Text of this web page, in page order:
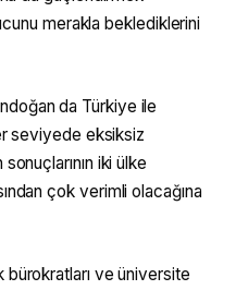
merakla beklediklerini
da Türkiye ile
seviyede eksiksiz
iki ülke
çok verimli olacağına
bürokratları ve üniversite